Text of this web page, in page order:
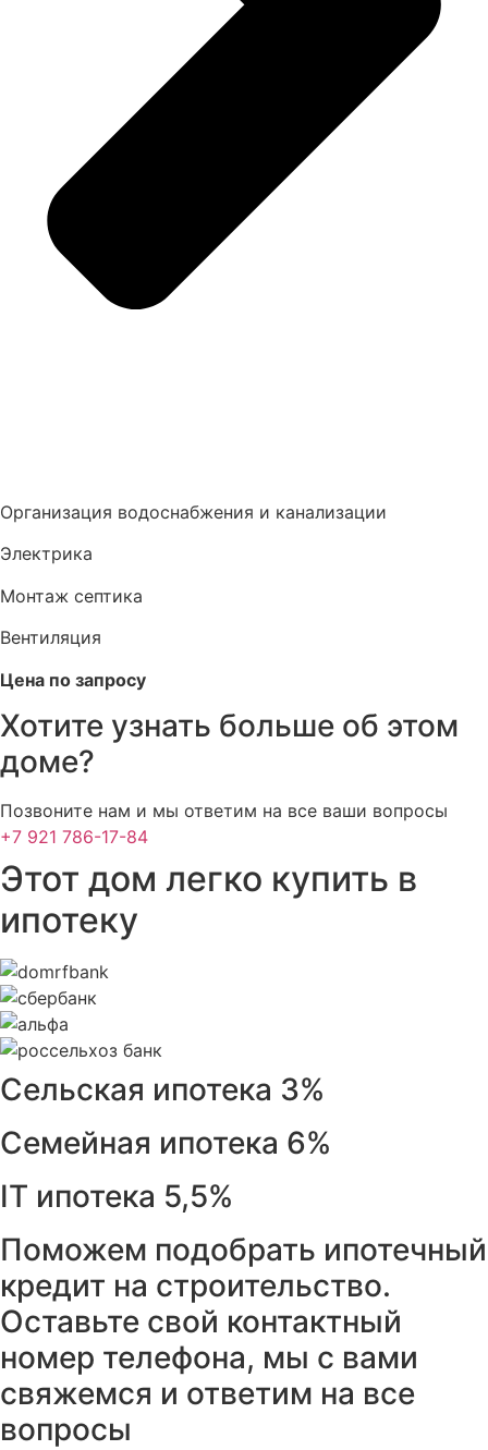
Организация водоснабжения и канализации
Электрика
Монтаж септика
Вентиляция
Цена по запросу
Хотите узнать больше об этом
доме?
Позвоните нам и мы ответим на все ваши вопросы
+7 921 786-17-84
Этот дом легко купить в
ипотеку
Сельская ипотека 3%
Семейная ипотека 6%
IT ипотека 5,5%
Поможем подобрать ипотечный
кредит на строительство.
Оставьте свой контактный
номер телефона, мы с вами
свяжемся и ответим на все
вопросы